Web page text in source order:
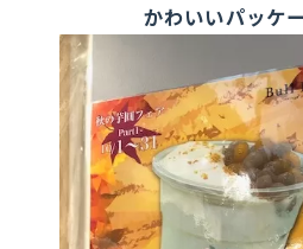
かわいいパッケ